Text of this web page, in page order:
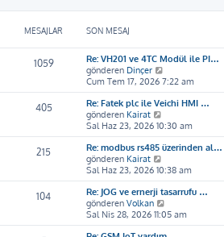
MESAJLAR SON MESAJ
1059
Re: VH201 ve 4TC Modül ile PI…
gönderen Dinçer
o
n
m
s
a
j
g
ö
r
ü
n
t
Cum Tem 17, 2026 7:22 am
405
Re: Fatek plc ile Veichi HMI …
gönderen Kairat
o
n
m
s
a
j
ı
g
ö
Sal Haz 23, 2026 10:30 am
215
Re: modbus rs485 üzerinden al…
gönderen Kairat
o
n
m
e
s
a
Sal Haz 23, 2026 10:38 am
104
Re: JOG ve ernerji tasarrufu …
gönderen Volkan
o
n
Sal Nis 28, 2026 11:05 am